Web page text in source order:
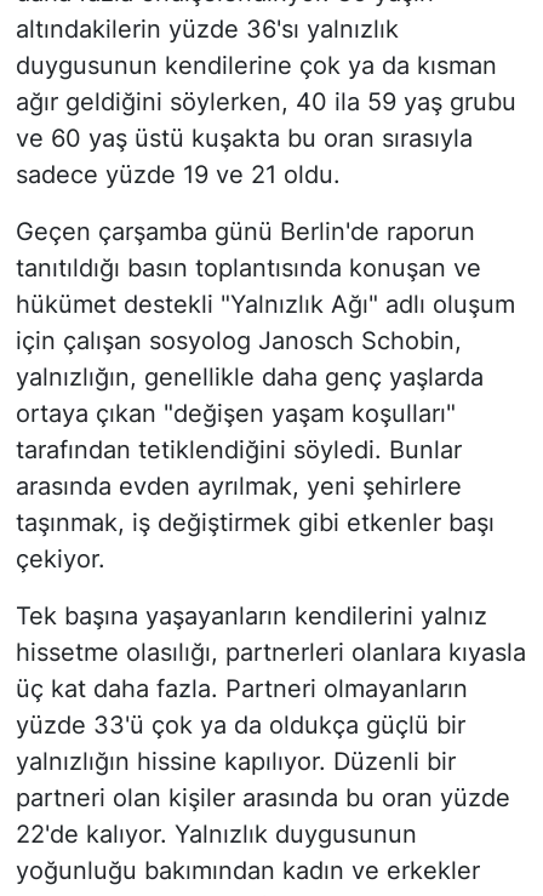
altındakilerin yüzde 36'sı yalnızlık
duygusunun kendilerine çok ya da kısman
ağır geldiğini söylerken, 40 ila 59 yaş grubu
ve 60 yaş üstü kuşakta bu oran sırasıyla
sadece yüzde 19 ve 21 oldu.
Geçen çarşamba günü Berlin'de raporun
tanıtıldığı basın toplantısında konuşan ve
hükümet destekli "Yalnızlık Ağı" adlı oluşum
için çalışan sosyolog Janosch Schobin,
yalnızlığın, genellikle daha genç yaşlarda
ortaya çıkan "değişen yaşam koşulları"
tarafından tetiklendiğini söyledi. Bunlar
arasında evden ayrılmak, yeni şehirlere
taşınmak, iş değiştirmek gibi etkenler başı
çekiyor.
Tek başına yaşayanların kendilerini yalnız
hissetme olasılığı, partnerleri olanlara kıyasla
üç kat daha fazla. Partneri olmayanların
yüzde 33'ü çok ya da oldukça güçlü bir
yalnızlığın hissine kapılıyor. Düzenli bir
partneri olan kişiler arasında bu oran yüzde
22'de kalıyor. Yalnızlık duygusunun
yoğunluğu bakımından kadın ve erkekler